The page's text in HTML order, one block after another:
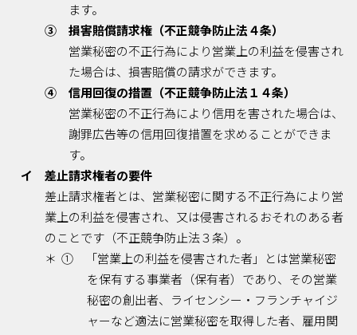
ます。
③ 損害賠償請求権（不正競争防止法４条）
営業秘密の不正行為により営業上の利益を侵害され
た場合は、損害賠償の請求ができます。
④ 信用回復の措置（不正競争防止法１４条）
営業秘密の不正行為により信用を害された場合は、
謝罪広告等の信用回復措置を求めることができま
す。
イ 差止請求権者の要件
差止請求権者とは、営業秘密に関する不正行為により営
業上の利益を侵害され、又は侵害されるおそれのある者
のことです（不正競争防止法３条）。
＊ ① 「営業上の利益を侵害された者」とは営業秘密
を保有する事業者（保有者）であり、その営業
秘密の創出者、ライセンシー・フランチャイジ
ャーなど適法に営業秘密を取得した者、雇用関